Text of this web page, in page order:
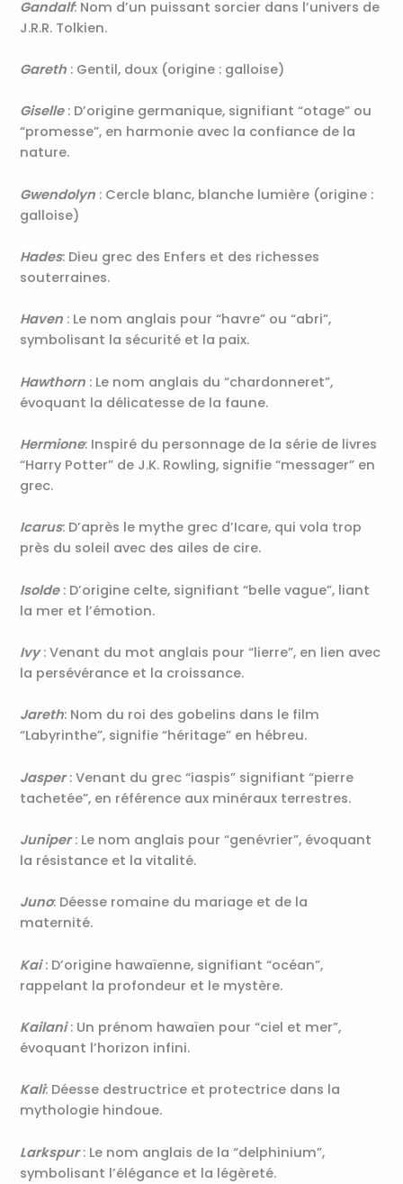
Gandalf: Nom d’un puissant sorcier dans l’univers de
J.R.R. Tolkien.
Gareth : Gentil, doux (origine : galloise)
Giselle: D’origine germanique, signifiant “otage” ou
“promesse”, en harmonie avec la confiance de la
nature.
Gwendolyn : Cercle blanc, blanche lumière (origine :
galloise)
Hades: Dieu grec des Enfers et des richesses
souterraines.
Haven : Le nom anglais pour “havre” ou “abri”,
symbolisant la sécurité et la paix.
Hawthorn : Le nom anglais du “chardonneret”,
évoquant la délicatesse de la faune.
Hermione: Inspiré du personnage de la série de livres
“Harry Potter” de J.K. Rowling, signifie “messager” en
grec.
Icarus: D’après le mythe grec d’Icare, qui vola trop
près du soleil avec des ailes de cire.
Isolde: D’origine celte, signifiant “belle vague”, liant
la mer et l’émotion.
Ivy: Venant du mot anglais pour “lierre”, en lien avec
la persévérance et la croissance.
Jareth: Nom du roi des gobelins dans le film
“Labyrinthe”, signifie “héritage” en hébreu.
Jasper: Venant du grec “iaspis” signifiant “pierre
tachetée”, en référence aux minéraux terrestres.
Juniper: Le nom anglais pour “genévrier”, évoquant
la résistance et la vitalité.
Juno: Déesse romaine du mariage et de la
maternité.
Kai: D’origine hawaïenne, signifiant “océan”,
rappelant la profondeur et le mystère.
Kailani: Un prénom hawaïen pour “ciel et mer”,
évoquant l’horizon infini.
Kali: Déesse destructrice et protectrice dans la
mythologie hindoue.
Larkspur: Le nom anglais de la “delphinium”,
symbolisant l’élégance et la légèreté.